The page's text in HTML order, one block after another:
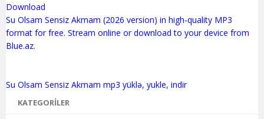
Download
Su Olsam Sensiz Akmam (2026 version) in high-quality MP3
format for free. Stream online or download to your device from
Blue.az.
KATEGORILER